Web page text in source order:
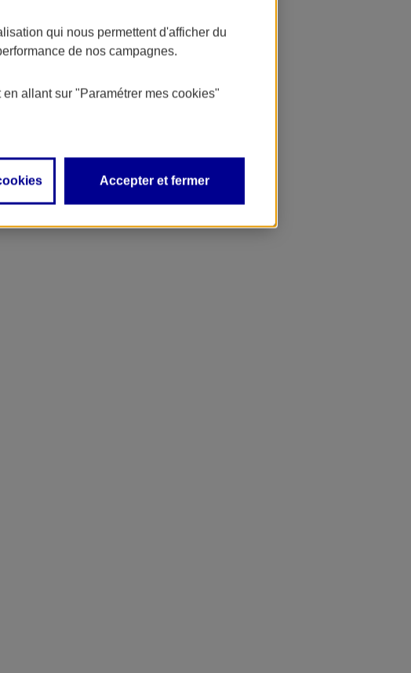
qui nous permettent d'afficher du
de nos campagnes.
en allant sur "Paramétrer mes cookies"
Accepter et fermer